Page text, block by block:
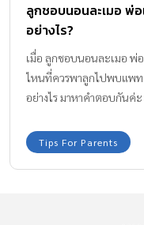
ลูกชอบนอนละเมอ พ่
อย่างไร?
เมื่อ ลูกชอบนอนละเมอ พ่
ไหนที่ควรพาลูกไปพบแพท
อย่างไร มาหาคำตอบกันค่ะ
Tips For Parents